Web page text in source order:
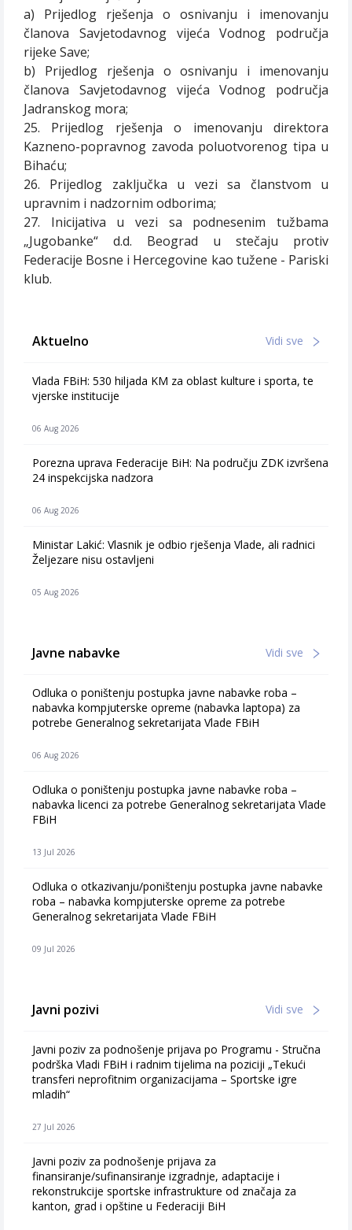
a) Prijedlog rješenja o osnivanju i imenovanju
članova Savjetodavnog vijeća Vodnog područja
rijeke Save;
b) Prijedlog rješenja o osnivanju i imenovanju
članova Savjetodavnog vijeća Vodnog područja
Jadranskog mora;
25. Prijedlog rješenja o imenovanju direktora
Kazneno-popravnog zavoda poluotvorenog tipa u
Bihaću;
26. Prijedlog zaključka u vezi sa članstvom u
upravnim i nadzornim odborima;
27. Inicijativa u vezi sa podnesenim tužbama
„Jugobanke“ d.d. Beograd u stečaju protiv
Federacije Bosne i Hercegovine kao tužene - Pariski
klub.
Aktuelno Vidi sve
Vlada FBiH: 530 hiljada KM za oblast kulture i sporta, te
vjerske institucije
06 Aug 2026
Porezna uprava Federacije BiH: Na području ZDK izvršena
24 inspekcijska nadzora
06 Aug 2026
Ministar Lakić: Vlasnik je odbio rješenja Vlade, ali radnici
Željezare nisu ostavljeni
05 Aug 2026
Javne nabavke Vidi sve
Odluka o poništenju postupka javne nabavke roba –
nabavka kompjuterske opreme (nabavka laptopa) za
potrebe Generalnog sekretarijata Vlade FBiH
06 Aug 2026
Odluka o poništenju postupka javne nabavke roba –
nabavka licenci za potrebe Generalnog sekretarijata Vlade
FBiH
13 Jul 2026
Odluka o otkazivanju/poništenju postupka javne nabavke
roba – nabavka kompjuterske opreme za potrebe
Generalnog sekretarijata Vlade FBiH
09 Jul 2026
Javni pozivi Vidi sve
Javni poziv za podnošenje prijava po Programu - Stručna
podrška Vladi FBiH i radnim tijelima na poziciji „Tekući
transferi neprofitnim organizacijama – Sportske igre
mladih“
27 Jul 2026
Javni poziv za podnošenje prijava za
finansiranje/sufinansiranje izgradnje, adaptacije i
rekonstrukcije sportske infrastrukture od značaja za
kanton, grad i opštine u Federaciji BiH